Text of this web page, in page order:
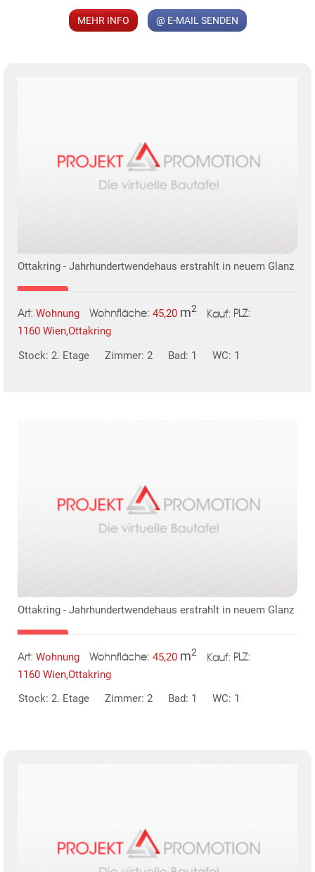
MEHR INFO @ E-MAIL SENDEN
Ottakring - Jahrhundertwendehaus erstrahlt in neuem Glanz
Art: Wohnung Wohnfläche: 45,20 m2 Kauf: PLZ:
1160 Wien,Ottakring
Stock: 2. Etage
Zimmer: 2 Bad: 1 WC: 1
Ottakring - Jahrhundertwendehaus erstrahlt in neuem Glanz
Art: Wohnung Wohnfläche: 45,20 m2 Kauf: PLZ:
1160 Wien,Ottakring
Stock: 2. Etage
Zimmer: 2 Bad: 1 WC: 1